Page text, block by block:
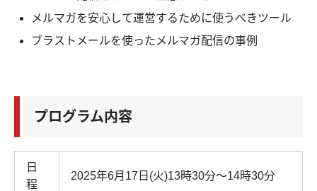
メルマガを安心して運営するために使うべきツール
ブラストメールを使ったメルマガ配信の事例
プログラム内容
日
程
2025年6月17日(火)13時30分～14時30分